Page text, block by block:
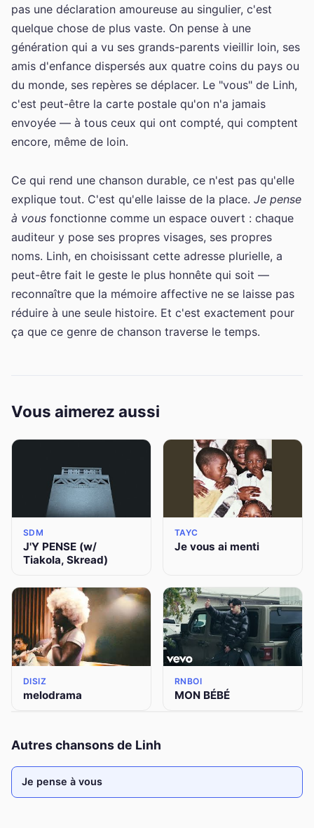
pas une déclaration amoureuse au singulier, c'est
quelque chose de plus vaste. On pense à une
génération qui a vu ses grands-parents vieillir loin, ses
amis d'enfance dispersés aux quatre coins du pays ou
du monde, ses repères se déplacer. Le "vous" de Linh,
c'est peut-être la carte postale qu'on n'a jamais
envoyée — à tous ceux qui ont compté, qui comptent
encore, même de loin.
Ce qui rend une chanson durable, ce n'est pas qu'elle
explique tout. C'est qu'elle laisse de la place. Je pense
à vous fonctionne comme un espace ouvert : chaque
auditeur y pose ses propres visages, ses propres
noms. Linh, en choisissant cette adresse plurielle, a
peut-être fait le geste le plus honnête qui soit —
reconnaître que la mémoire affective ne se laisse pas
réduire à une seule histoire. Et c'est exactement pour
ça que ce genre de chanson traverse le temps.
Vous aimerez aussi
SDM
J'Y PENSE (w/
Tiakola, Skread)
TAYC
Je vous ai menti
DISIZ
melodrama
RNBOI
MON BÉBÉ
Autres chansons de Linh
Je pense à vous